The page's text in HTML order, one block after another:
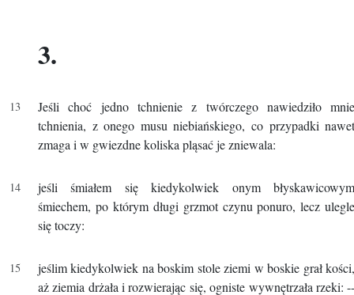
3.
Jeśli choć jedno tchnienie z twórczego nawiedziło
tchnienia, z onego musu niebiańskiego, co przypadki
zmaga i w gwiezdne koliska pląsać je zniewala:
jeśli śmiałem się kiedykolwiek onym
śmiechem, po którym długi grzmot czynu ponuro, lecz
się toczy:
jeślim kiedykolwiek na boskim stole ziemi w boskie grał
aż ziemia drżała i rozwierając się, ogniste wywnętrzała rzeki: